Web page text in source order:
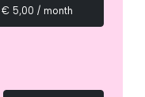
€ 5,00 / month